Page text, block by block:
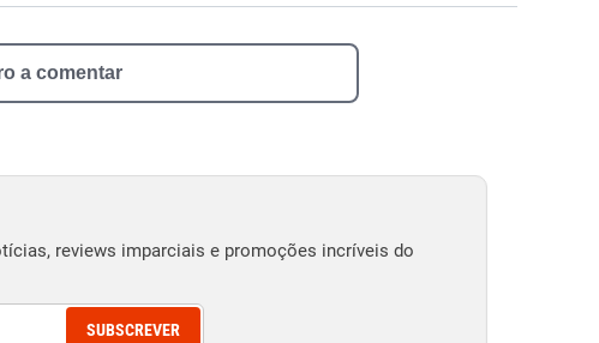
a comentar
reviews imparciais e promoções incríveis do
SUBSCREVER